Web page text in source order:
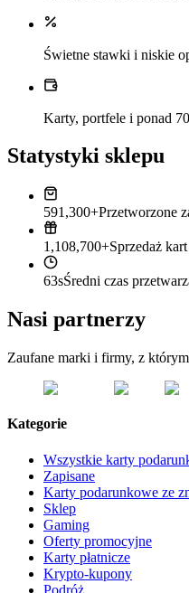
Świetne stawki i niskie
Karty, portfele i ponad
Statystyki sklepu
591,300+Przetworzone
1,108,700+Sprzedaż
63sŚredni czas
Nasi partnerzy
Zaufane marki i firmy, z
Kategorie
Wszystkie karty
Zapisane
Karty podarunkowe ze
Sklep
Gaming
Oferty promocyjne
Karty płatnicze
Krypto-kupony
Podróż